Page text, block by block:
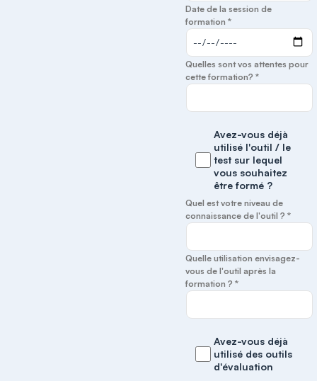
Date de la session de
formation *
Quelles sont vos attentes pour
cette formation? *
Avez-vous déjà
utilisé l'outil / le
test sur lequel
vous souhaitez
être formé ?
Quel est votre niveau de
connaissance de l'outil ? *
Quelle utilisation envisagez-
vous de l'outil après la
formation ? *
Avez-vous déjà
utilisé des outils
d'évaluation